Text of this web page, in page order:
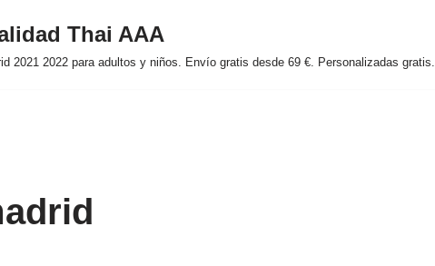
Thai AAA
2021 2022 para adultos y niños. Envío gratis desde 69 €. Personalizadas gratis.